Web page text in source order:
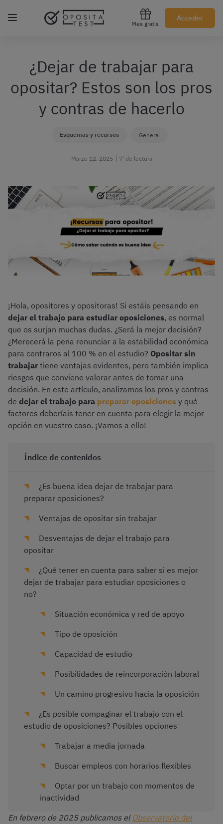
Mes gratis
Acceder
Regístrate gratis
¿Dejar de trabajar para
opositar? Estos son los pros
y contras de hacerlo
Esquemas y recursos General
Marzo 12, 2025 7’ de lectura
¡Hola, opositores y opositoras! Si estáis pensando en
dejar el trabajo para estudiar oposiciones, es normal
que os surjan muchas dudas. ¿Será la mejor decisión?
¿Merecerá la pena renunciar a la estabilidad económica
para centraros al 100 % en el estudio? Opositar sin
trabajar tiene ventajas evidentes, pero también implica
riesgos que conviene valorar antes de tomar una
decisión. En este artículo, analizamos los pros y contras
de dejar el trabajo para preparar oposiciones y qué
factores deberíais tener en cuenta para elegir la mejor
opción en vuestro caso. ¡Vamos a ello!
Índice de contenidos
¿Es buena idea dejar de trabajar para
preparar oposiciones?
Ventajas de opositar sin trabajar
Desventajas de dejar el trabajo para
opositar
¿Qué tener en cuenta para saber si es mejor
dejar de trabajar para estudiar oposiciones o
no?
Situación económica y red de apoyo
Tipo de oposición
Capacidad de estudio
Posibilidades de reincorporación laboral
Un camino progresivo hacia la oposición
¿Es posible compaginar el trabajo con el
estudio de oposiciones? Posibles opciones
Trabajar a media jornada
Buscar empleos con horarios flexibles
Optar por un trabajo con momentos de
inactividad
En febrero de 2025 publicamos el Observatorio del